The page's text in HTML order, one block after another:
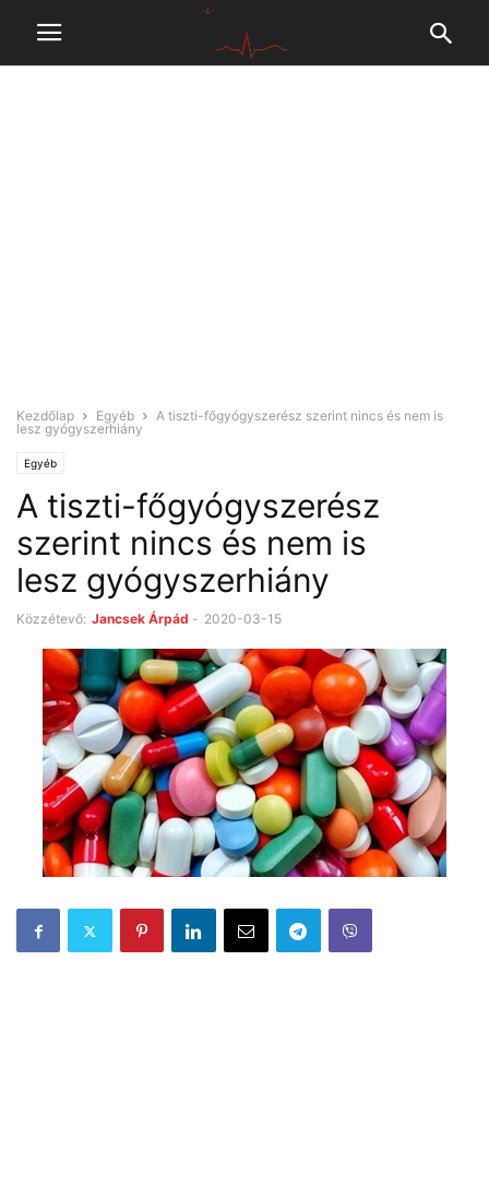
Kezdőlap Egyéb
A tiszti-főgyógyszerész szerint nincs és nem is
lesz gyógyszerhiány
Egyéb
A tiszti-főgyógyszerész
szerint nincs és nem is
lesz gyógyszerhiány
Közzétevő: Jancsek Árpád - 2020-03-15